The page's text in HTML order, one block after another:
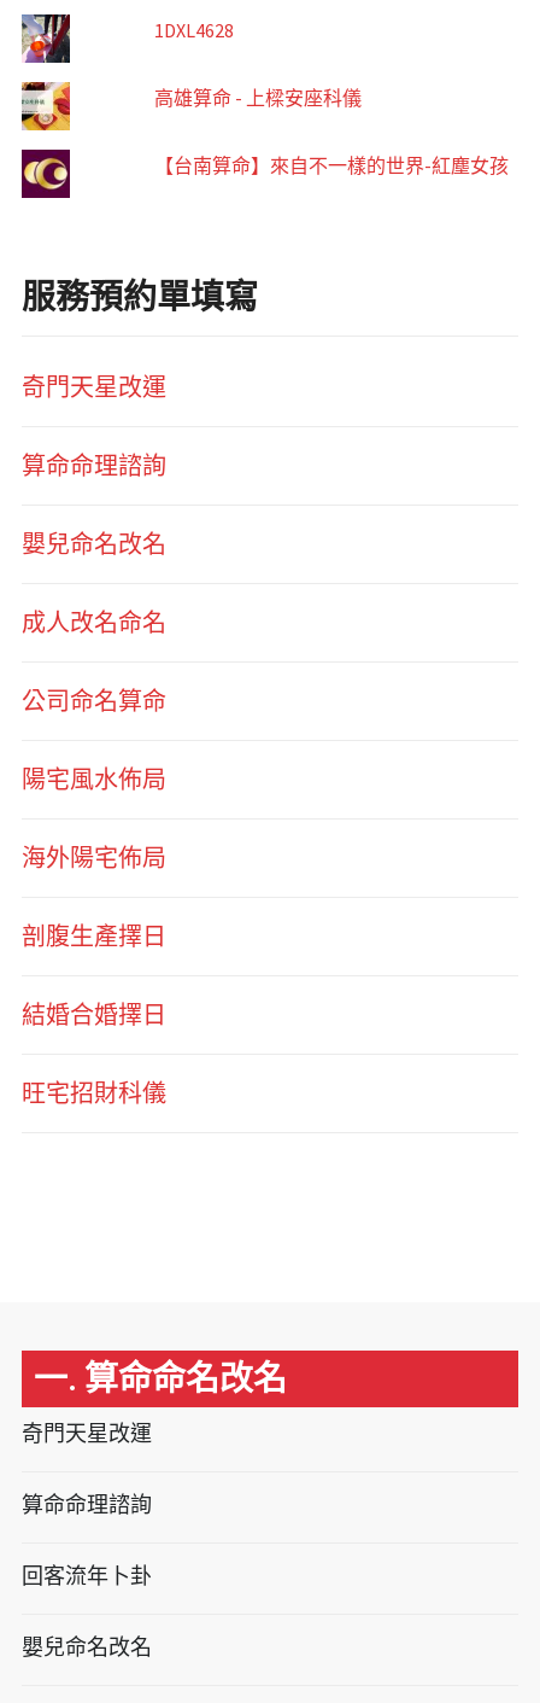
1DXL4628
高雄算命 - 上樑安座科儀
【台南算命】來自不一樣的世界-紅塵女孩
服務預約單填寫
奇門天星改運
算命命理諮詢
嬰兒命名改名
成人改名命名
公司命名算命
陽宅風水佈局
海外陽宅佈局
剖腹生產擇日
結婚合婚擇日
旺宅招財科儀
一. 算命命名改名
奇門天星改運
算命命理諮詢
回客流年卜卦
嬰兒命名改名